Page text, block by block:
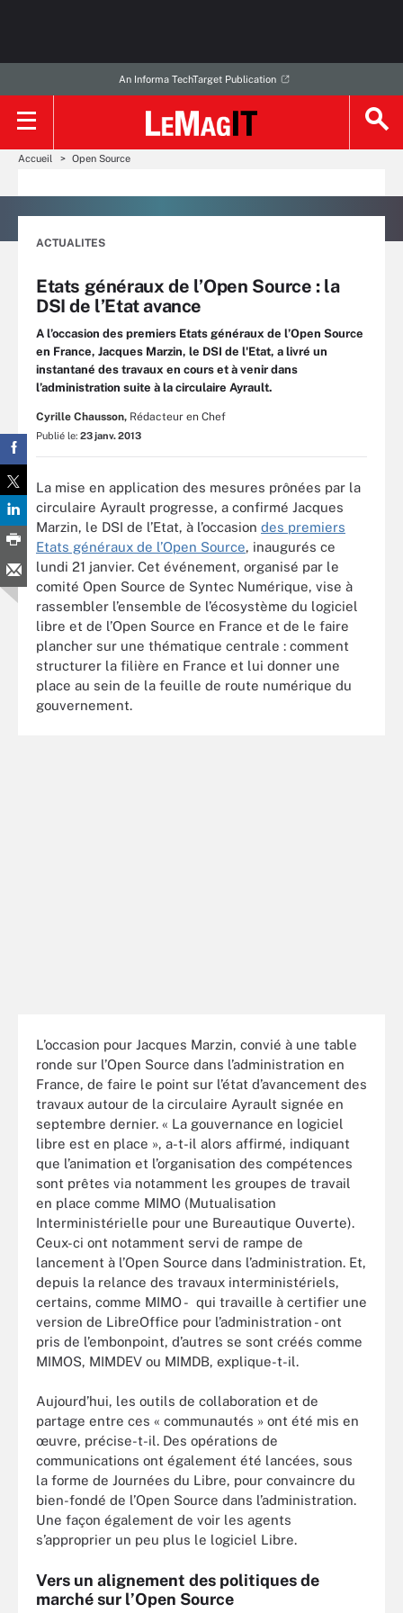
An Informa TechTarget Publication
Accueil Open Source
ACTUALITES
Etats généraux de l’Open Source : la
DSI de l’Etat avance
A l’occasion des premiers Etats généraux de l’Open Source
en France, Jacques Marzin, le DSI de l'Etat, a livré un
instantané des travaux en cours et à venir dans
l’administration suite à la circulaire Ayrault.
Cyrille Chausson, Rédacteur en Chef
Publié le: 23 janv. 2013
La mise en application des mesures prônées par la
circulaire Ayrault progresse, a confirmé Jacques
Marzin, le DSI de l’Etat, à l’occasion des premiers
Etats généraux de l’Open Source, inaugurés ce
lundi 21 janvier. Cet événement, organisé par le
comité Open Source de Syntec Numérique, vise à
rassembler l’ensemble de l’écosystème du logiciel
libre et de l’Open Source en France et de le faire
plancher sur une thématique centrale : comment
structurer la filière en France et lui donner une
place au sein de la feuille de route numérique du
gouvernement.
L’occasion pour Jacques Marzin, convié à une table
ronde sur l’Open Source dans l’administration en
France, de faire le point sur l’état d’avancement des
travaux autour de la circulaire Ayrault signée en
septembre dernier. « La gouvernance en logiciel
libre est en place », a-t-il alors affirmé, indiquant
que l’animation et l’organisation des compétences
sont prêtes via notamment les groupes de travail
en place comme MIMO (Mutualisation
Interministérielle pour une Bureautique Ouverte).
Ceux-ci ont notamment servi de rampe de
lancement à l’Open Source dans l’administration. Et,
depuis la relance des travaux interministériels,
certains, comme MIMO - qui travaille à certifier une
version de LibreOffice pour l’administration - ont
pris de l’embonpoint, d’autres se sont créés comme
MIMOS, MIMDEV ou MIMDB, explique-t-il.
Aujourd’hui, les outils de collaboration et de
partage entre ces « communautés » ont été mis en
œuvre, précise-t-il. Des opérations de
communications ont également été lancées, sous
la forme de Journées du Libre, pour convaincre du
bien-fondé de l’Open Source dans l’administration.
Une façon également de voir les agents
s’approprier un peu plus le logiciel Libre.
Vers un alignement des politiques de
marché sur l’Open Source